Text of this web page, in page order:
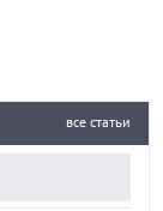
все статьи